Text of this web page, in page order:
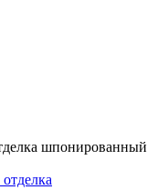
шпонированный